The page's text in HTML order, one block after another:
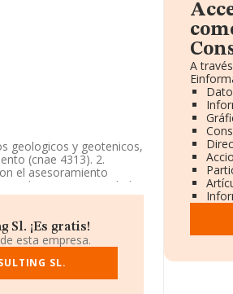
geologicos y geotenicos,
(cnae 4313). 2.
el asesoramiento
(cnae. La sociedad
y sondeos'
tiene su domicilio
2º A., (28660), en el
¡Es gratis!
esta empresa.
SL.
A